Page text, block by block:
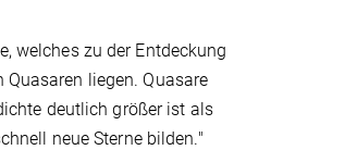
welches zu der Entdeckung
liegen. Quasare
deutlich größer ist als
neue Sterne bilden."